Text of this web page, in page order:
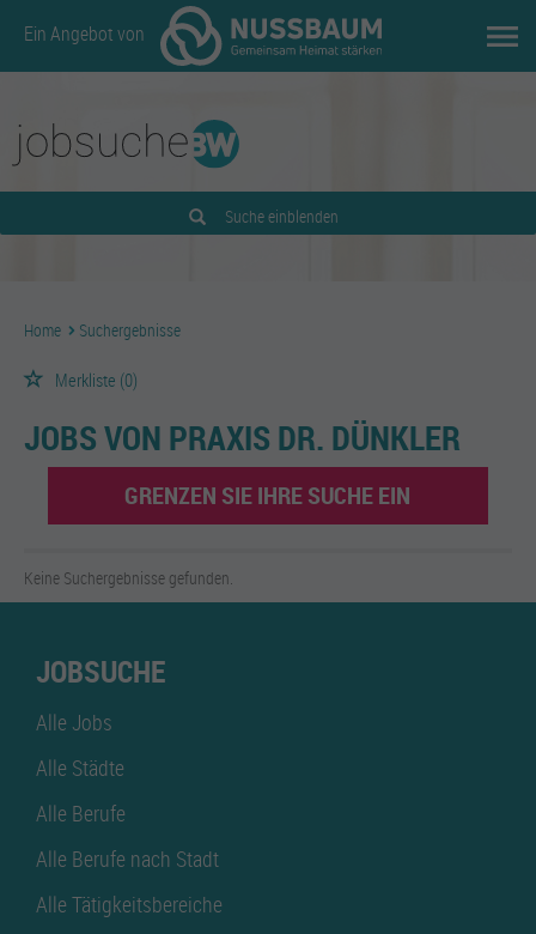
Ein Angebot von
Suche einblenden
Home Suchergebnisse
Merkliste (0)
JOBS VON PRAXIS DR. DÜNKLER
GRENZEN SIE IHRE SUCHE EIN
Keine Suchergebnisse gefunden.
JOBSUCHE
Alle Jobs
Alle Städte
Alle Berufe
Alle Berufe nach Stadt
Alle Tätigkeitsbereiche